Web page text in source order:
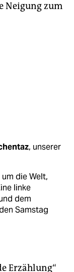
Neigung zum
, unserer
die Welt,
linke
dem
Samstag
Erzählung“